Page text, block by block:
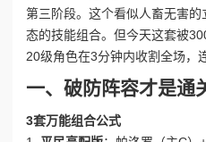
第三阶段。这个看似人畜无害
态的技能组合。但今天这套被
20级角色在3分钟内收割全场，
一、破防阵容才是通
3套万能组合公式